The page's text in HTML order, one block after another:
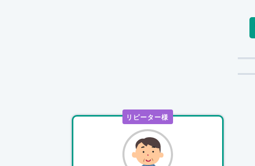
リピーター様